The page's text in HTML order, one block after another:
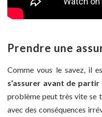
Prendre une
Comme vous le savez, il
s’assurer avant de partir
problème peut très vite se
avec des conséquences